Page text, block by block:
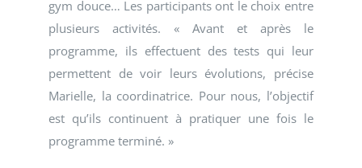
gym douce… Les participants ont le choix entre
plusieurs activités. « Avant et après le
programme, ils effectuent des tests qui leur
permettent de voir leurs évolutions, précise
Marielle, la coordinatrice. Pour nous, l’objectif
est qu’ils continuent à pratiquer une fois le
programme terminé. »